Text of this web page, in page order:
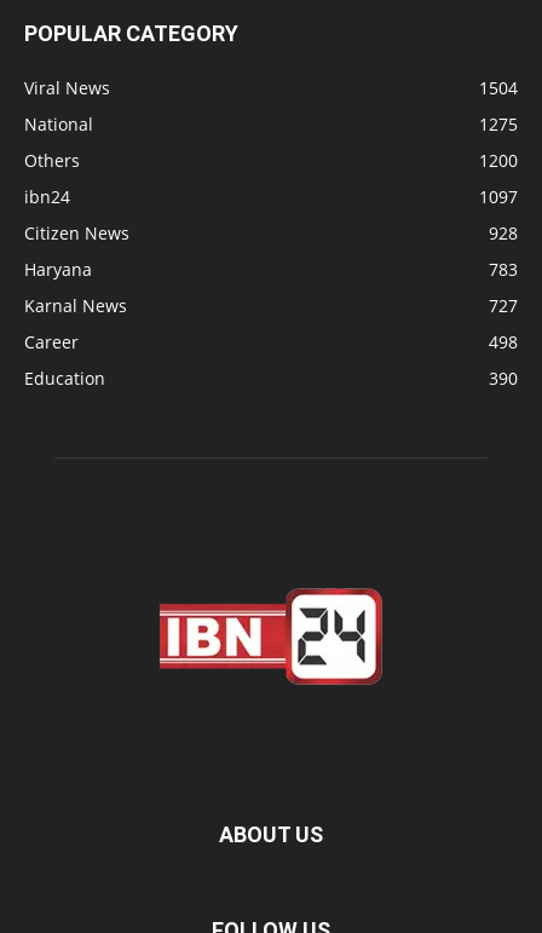
POPULAR CATEGORY
Viral News
1504
National
1275
Others
1200
ibn24
1097
Citizen News
928
Haryana
783
Karnal News
727
Career
498
Education
390
ABOUT US